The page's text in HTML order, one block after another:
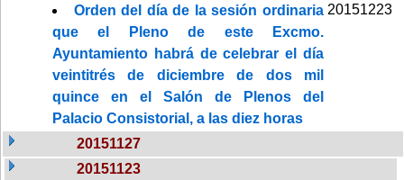
Orden del día de la sesión ordinaria
que el Pleno de este Excmo.
Ayuntamiento habrá de celebrar el día
veintitrés de diciembre de dos mil
quince en el Salón de Plenos del
Palacio Consistorial, a las diez horas
20151223
20151127
20151123